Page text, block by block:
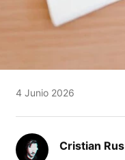
4 Junio 2026
Cristian Rus